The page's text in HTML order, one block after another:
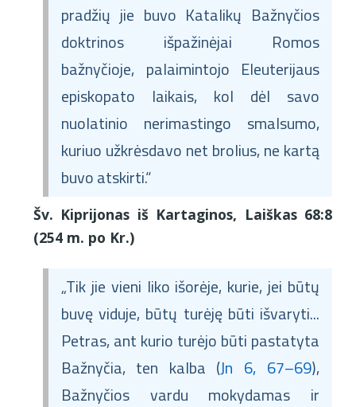
pradžių jie buvo Katalikų Bažnyčios
doktrinos išpažinėjai Romos
bažnyčioje, palaimintojo Eleuterijaus
episkopato laikais, kol dėl savo
nuolatinio nerimastingo smalsumo,
kuriuo užkrėsdavo net brolius, ne kartą
buvo atskirti.“
Šv. Kiprijonas iš Kartaginos, Laiškas 68:8
(254 m. po Kr.)
„Tik jie vieni liko išorėje, kurie, jei būtų
buvę viduje, būtų turėję būti išvaryti...
Petras, ant kurio turėjo būti pastatyta
Bažnyčia, ten kalba (Jn 6, 67–69),
Bažnyčios vardu mokydamas ir